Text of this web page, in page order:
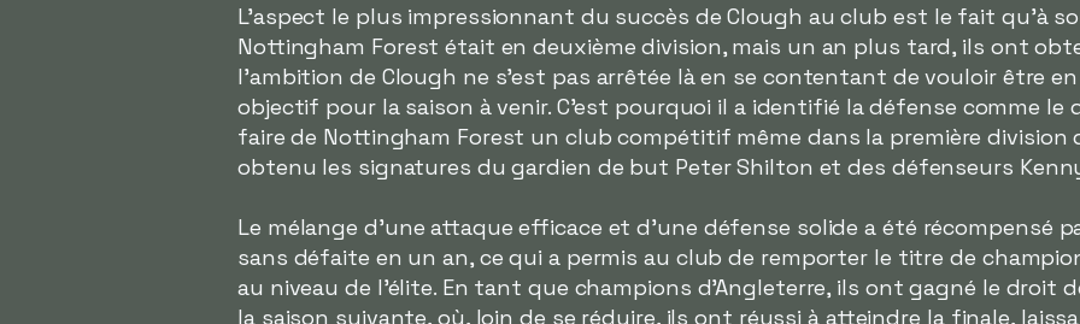
L'aspect le plus impressionnant du succès de Clough au club est le fait qu'à
Nottingham Forest était en deuxième division, mais un an plus tard, ils ont
l'ambition de Clough ne s'est pas arrêtée là en se contentant de vouloir être
objectif pour la saison à venir. C'est pourquoi il a identifié la défense comme le
faire de Nottingham Forest un club compétitif même dans la première
obtenu les signatures du gardien de but Peter Shilton et des défenseurs
Le mélange d'une attaque efficace et d'une défense solide a été récompensé
sans défaite en un an, ce qui a permis au club de remporter le titre de
au niveau de l'élite. En tant que champions d'Angleterre, ils ont gagné le droit
la saison suivante, où, loin de se réduire, ils ont réussi à atteindre la finale,